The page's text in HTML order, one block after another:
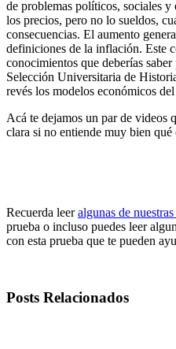
de problemas políticos, sociales
los precios, pero no lo sueldos,
consecuencias. El aumento
definiciones de la inflación. Este
conocimientos que deberías
Selección Universitaria de
revés los modelos económicos
Acá te dejamos un par de videos
clara si no entiende muy bien
Recuerda leeralgunas de
prueba o incluso puedes leer
con esta prueba que te pueden
Posts Relacionados